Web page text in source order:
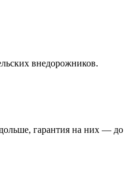
внедорожников.
гарантия на них — до